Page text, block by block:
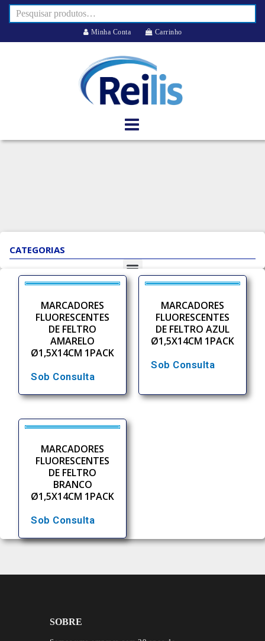
Minha Conta Carrinho
CATEGORIAS
MARCADORES
FLUORESCENTES
DE FELTRO
AMARELO
Ø1,5X14CM 1PACK
Sob Consulta
MARCADORES
FLUORESCENTES
DE FELTRO AZUL
Ø1,5X14CM 1PACK
Sob Consulta
MARCADORES
FLUORESCENTES
DE FELTRO
BRANCO
Ø1,5X14CM 1PACK
Sob Consulta
SOBRE